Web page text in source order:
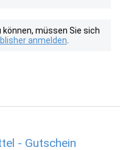
müssen Sie sich
anmelden
- Gutschein